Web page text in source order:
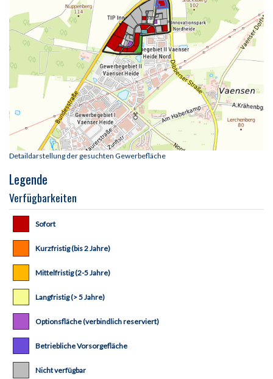
Detaildarstellung der gesuchten Gewerbefläche
Legende
Verfügbarkeiten
Sofort
Kurzfristig (bis 2 Jahre)
Mittelfristig (2-5 Jahre)
Langfristig (> 5 Jahre)
Optionsfläche (verbindlich reserviert)
Betriebliche Vorsorgefläche
Nicht verfügbar